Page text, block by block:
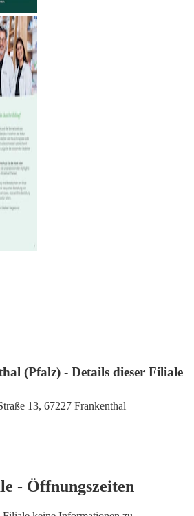
(Pfalz) - Details dieser Filiale
13, 67227 Frankenthal
- Öffnungszeiten